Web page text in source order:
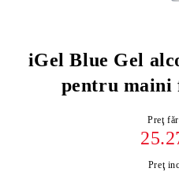
iGel Blue Gel
pentru maini
Preţ
Preţ